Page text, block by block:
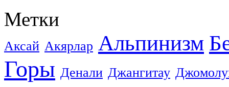
Метки
Аксай Акярлар Альпинизм
Горы Денали Джангитау